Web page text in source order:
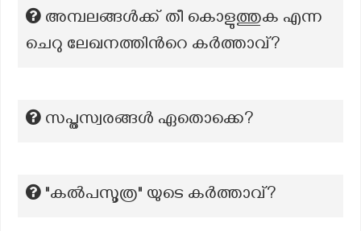
അമ്പലങ്ങൾക്ക് തീ കൊളുത്തുക എന്ന
ചെറു ലേഖനത്തിന്‍റെ കർത്താവ്?
സപ്തസ്വരങ്ങൾ ഏതൊക്കെ?
"കൽപസൂത്ര" യുടെ കർത്താവ്?